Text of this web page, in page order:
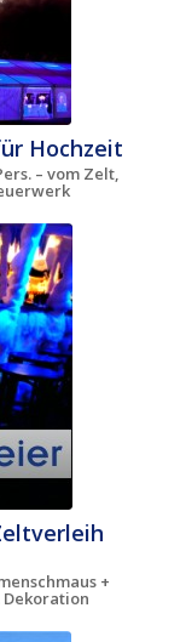
Hochzeit
– vom Zelt,
+
Dekoration